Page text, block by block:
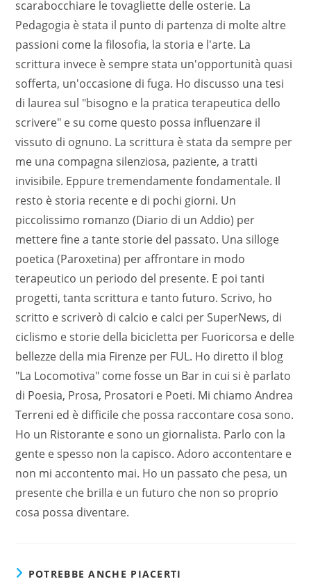
scarabocchiare le tovagliette delle osterie. La
Pedagogia è stata il punto di partenza di molte altre
passioni come la filosofia, la storia e l'arte. La
scrittura invece è sempre stata un'opportunità quasi
sofferta, un'occasione di fuga. Ho discusso una tesi
di laurea sul "bisogno e la pratica terapeutica dello
scrivere" e su come questo possa influenzare il
vissuto di ognuno. La scrittura è stata da sempre per
me una compagna silenziosa, paziente, a tratti
invisibile. Eppure tremendamente fondamentale. Il
resto è storia recente e di pochi giorni. Un
piccolissimo romanzo (Diario di un Addio) per
mettere fine a tante storie del passato. Una silloge
poetica (Paroxetina) per affrontare in modo
terapeutico un periodo del presente. E poi tanti
progetti, tanta scrittura e tanto futuro. Scrivo, ho
scritto e scriverò di calcio e calci per SuperNews, di
ciclismo e storie della bicicletta per Fuoricorsa e delle
bellezze della mia Firenze per FUL. Ho diretto il blog
"La Locomotiva" come fosse un Bar in cui si è parlato
di Poesia, Prosa, Prosatori e Poeti. Mi chiamo Andrea
Terreni ed è difficile che possa raccontare cosa sono.
Ho un Ristorante e sono un giornalista. Parlo con la
gente e spesso non la capisco. Adoro accontentare e
non mi accontento mai. Ho un passato che pesa, un
presente che brilla e un futuro che non so proprio
cosa possa diventare.
POTREBBE ANCHE PIACERTI